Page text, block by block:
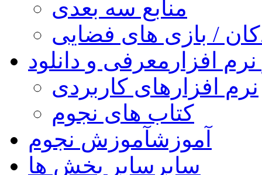
منابع سه بعدی
/ بازی های فضایی
افزار معرفی و دانلود
نرم افزارهای کاربردی
کتاب های نجوم
آموزشآموزش نجوم
سایر سایر بخش ها